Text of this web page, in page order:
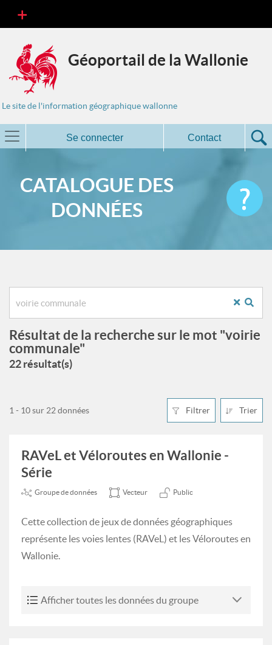
Géoportail de la Wallonie
Le site de l'information géographique wallonne
Se connecter Contact
CATALOGUE DES
DONNÉES
Résultat de la recherche sur le mot "voirie
communale"
22 résultat(s)
Filtrer Trier
1 - 10 sur 22 données
RAVeL et Véloroutes en Wallonie -
Série
Groupe de données Vecteur Public
Cette collection de jeux de données géographiques
représente les voies lentes (RAVeL) et les Véloroutes en
Wallonie.
Afficher toutes les données du groupe